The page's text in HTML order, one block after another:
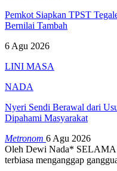
Pemkot Siapkan TPST
Bernilai Tambah
6 Agu 2026
LINI MASA
NADA
Nyeri Sendi Berawal dari
Dipahami Masyarakat
Metronom 6 Agu 2026
Oleh Dewi Nada* SELAMA
terbiasa menganggap